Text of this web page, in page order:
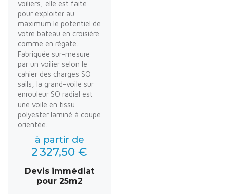
voiliers, elle est faite
pour exploiter au
maximum le potentiel de
votre bateau en croisière
comme en régate.
Fabriquée sur-mesure
par un voilier selon le
cahier des charges SO
sails, la grand-voile sur
enrouleur SO radial est
une voile en tissu
polyester laminé à coupe
orientée.
à partir de
2 327,50 €
Devis immédiat
pour 25m2